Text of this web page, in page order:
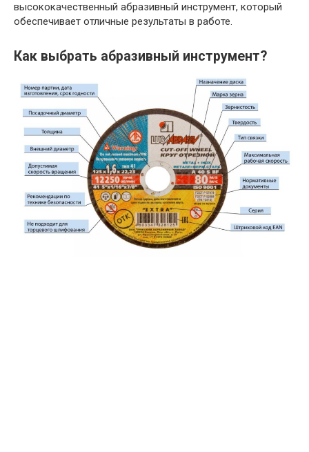
высококачественный абразивный инструмент, который
обеспечивает отличные результаты в работе.
Как выбрать абразивный инструмент?